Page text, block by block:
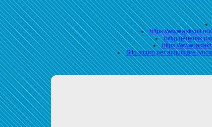
https://
billig generisk
https://
Sito sicuro per acquistare